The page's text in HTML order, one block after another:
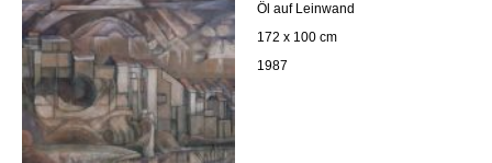
Öl auf Leinwand
172 x 100 cm
1987